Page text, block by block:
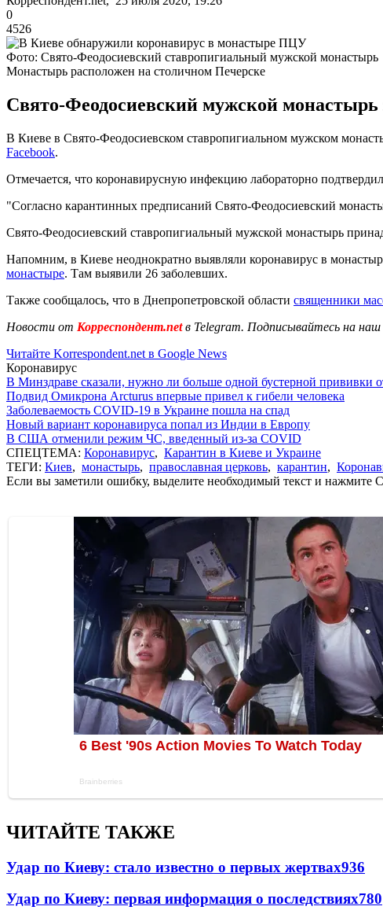
0
4526
Фото: Свято-Феодосиевский ставропигиальный мужской монастырь
Монастырь расположен на столичном Печерске
Свято-Феодосиевский мужской
В Киеве в Свято-Феодосиевском ставропигиальном мужском
Facebook.
Отмечается, что коронавирусную инфекцию лабораторно
"Согласно карантинных предписаний Свято-Феодосиевский
Свято-Феодосиевский ставропигиальный мужской монастырь
Напомним, в Киеве неоднократно выявляли коронавирус в
монастыре. Там выявили 26 заболевших.
Также сообщалось, что в Днепропетровской области священники
Новости от Корреспондент.netв Telegram. Подписывайтесь на наш
Читайте Korrespondent.net в Google News
Коронавирус
В Минздраве сказали, нужно ли больше одной бустерной прививки
Подвид Омикрона Arcturus впервые привел к гибели человека
Заболеваемость COVID-19 в Украине пошла на спад
Новый вариант коронавируса попал из Индии в Европу
В США отменили режим ЧС, введенный из-за COVID
СПЕЦТЕМА: Коронавирус, Карантин в Киеве и Украине
ТЕГИ: Киев, монастырь, православная церковь, карантин,
Если вы заметили ошибку, выделите необходимый текст и нажмите
ЧИТАЙТЕ ТАКЖЕ
Удар по Киеву: стало известно о первых жертвах936
Удар по Киеву: первая информация о последствиях780